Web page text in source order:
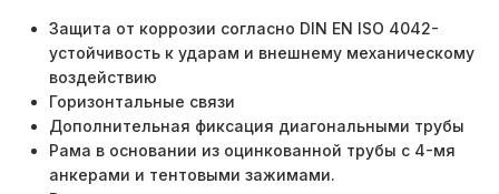
Защита от коррозии согласно DIN EN ISO 4042-
устойчивость к ударам и внешнему механическому
воздействию
Горизонтальные связи
Дополнительная фиксация диагональными трубы
Рама в основании из оцинкованной трубы с 4-мя
анкерами и тентовыми зажимами.